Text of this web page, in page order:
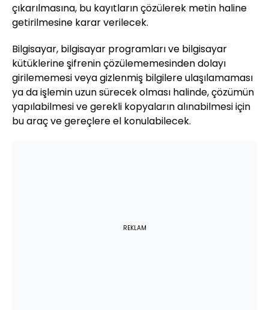
çıkarılmasına, bu kayıtların çözülerek metin haline
getirilmesine karar verilecek.
Bilgisayar, bilgisayar programları ve bilgisayar
kütüklerine şifrenin çözülememesinden dolayı
girilememesi veya gizlenmiş bilgilere ulaşılamaması
ya da işlemin uzun sürecek olması halinde, çözümün
yapılabilmesi ve gerekli kopyaların alınabilmesi için
bu araç ve gereçlere el konulabilecek.
REKLAM